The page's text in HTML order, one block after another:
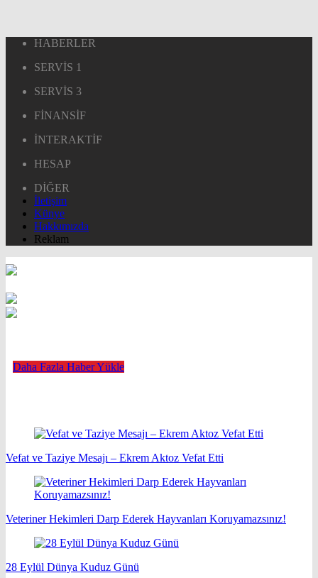
HABERLER
SERVİS 1
SERVİS 3
FİNANSİF
İNTERAKTİF
HESAP
DİĞER
İletişim
Künye
Hakkımızda
Reklam
Daha Fazla Haber Yükle
Vefat ve Taziye Mesajı – Ekrem Aktoz Vefat Etti
Veteriner Hekimleri Darp Ederek Hayvanları Koruyamazsınız!
28 Eylül Dünya Kuduz Günü